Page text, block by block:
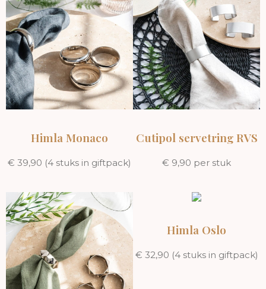
Himla Monaco
€ 39,90 (4 stuks in giftpack)
Cutipol servetring RVS
€ 9,90 per stuk
Himla Oslo
€ 32,90 (4 stuks in giftpack)